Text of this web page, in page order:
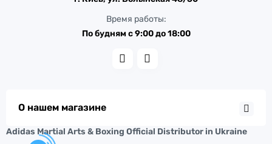
Время работы:
По будням с 9:00 до 18:00
О нашем магазине
Adidas Martial Arts & Boxing Official Distributor in Ukraine